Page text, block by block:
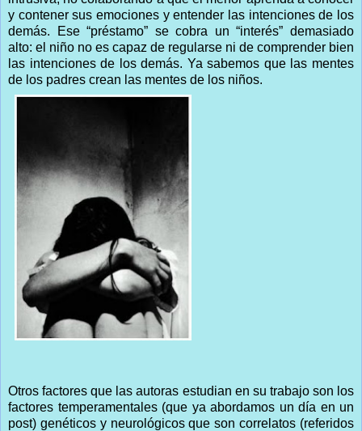
y contener sus emociones y entender las intenciones de los
demás. Ese “préstamo” se cobra un “interés” demasiado
alto: el niño no es capaz de regularse ni de comprender bien
las intenciones de los demás. Ya sabemos que las mentes
de los padres crean las mentes de los niños.
Otros factores que las autoras estudian en su trabajo son los
factores temperamentales (que ya abordamos un día en un
post) genéticos y neurológicos que son correlatos (referidos